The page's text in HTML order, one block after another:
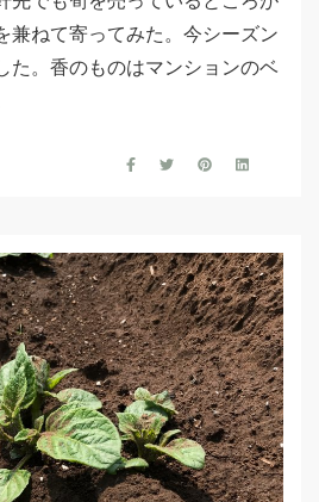
兼ねて寄ってみた。今シーズン
た。香のものはマンションのベ